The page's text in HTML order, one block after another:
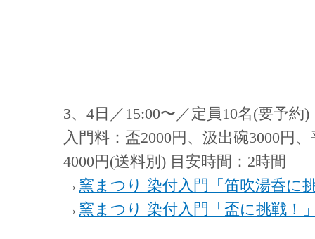
3、4日／15:00〜／定員10名(要予約)
入門料：盃2000円、汲出碗3000円
4000円(送料別) 目安時間：2時間
→ 窯まつり 染付入門「笛吹湯呑に
→ 窯まつり 染付入門「盃に挑戦！